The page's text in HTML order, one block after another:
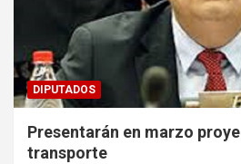
DIPUTADOS
Presentarán en marzo
transporte